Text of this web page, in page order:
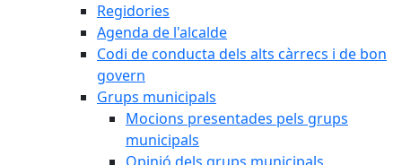
Regidories
Agenda de l'alcalde
Codi de conducta dels alts càrrecs i de bon
govern
Grups municipals
Mocions presentades pels grups
municipals